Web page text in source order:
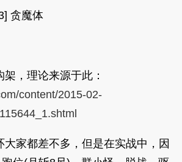
贪魔体
，理论来源于此：
content/2015-02-
家都差不多，但是在实战中，因